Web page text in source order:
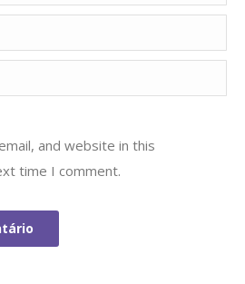
and website in this
time I comment.